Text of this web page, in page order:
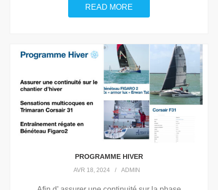
READ MORE
PROGRAMME HIVER
AVR 18, 2024 ADMIN